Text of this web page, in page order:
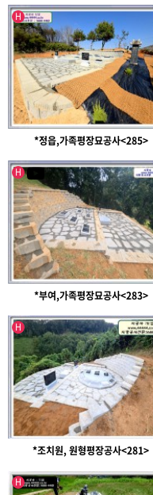
H
인기글
*정읍,가족평장묘공사<285>
H
인기글
유투브영상
*부여,가족평장묘공사<283>
H
인기글
*조치원, 원형평장공사<281>
H
인기글